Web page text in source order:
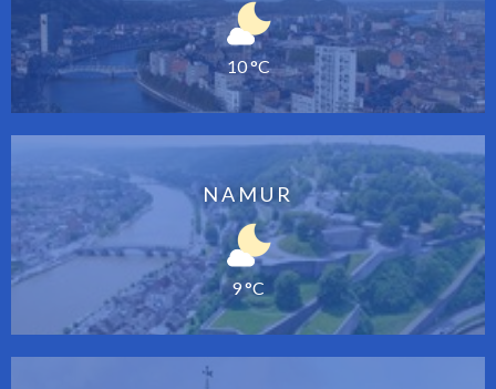
10 °C
NAMUR
9 °C